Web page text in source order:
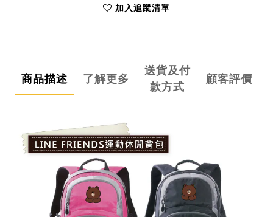
加入追蹤清單
商品描述 了解更多
送貨及付
款方式
顧客評價